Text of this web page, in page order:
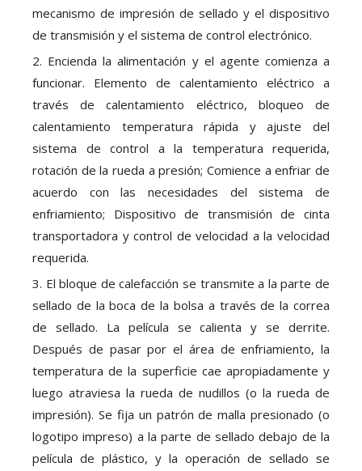
mecanismo de impresión de sellado y el dispositivo
de transmisión y el sistema de control electrónico.
2. Encienda la alimentación y el agente comienza a
funcionar. Elemento de calentamiento eléctrico a
través de calentamiento eléctrico, bloqueo de
calentamiento temperatura rápida y ajuste del
sistema de control a la temperatura requerida,
rotación de la rueda a presión; Comience a enfriar de
acuerdo con las necesidades del sistema de
enfriamiento; Dispositivo de transmisión de cinta
transportadora y control de velocidad a la velocidad
requerida.
3. El bloque de calefacción se transmite a la parte de
sellado de la boca de la bolsa a través de la correa
de sellado. La película se calienta y se derrite.
Después de pasar por el área de enfriamiento, la
temperatura de la superficie cae apropiadamente y
luego atraviesa la rueda de nudillos (o la rueda de
impresión). Se fija un patrón de malla presionado (o
logotipo impreso) a la parte de sellado debajo de la
película de plástico, y la operación de sellado se